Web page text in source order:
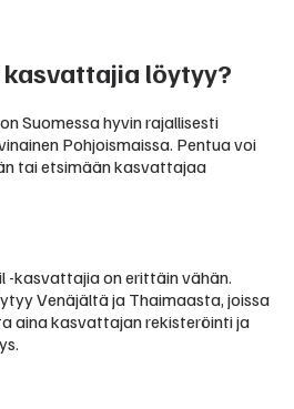
löytyy?
Suomessa hyvin rajallisesti
Pohjoismaissa. Pentua voi
tai etsimään kasvattajaa
-kasvattajia on erittäin vähän.
Venäjältä ja Thaimaasta, joissa
aina kasvattajan rekisteröinti ja